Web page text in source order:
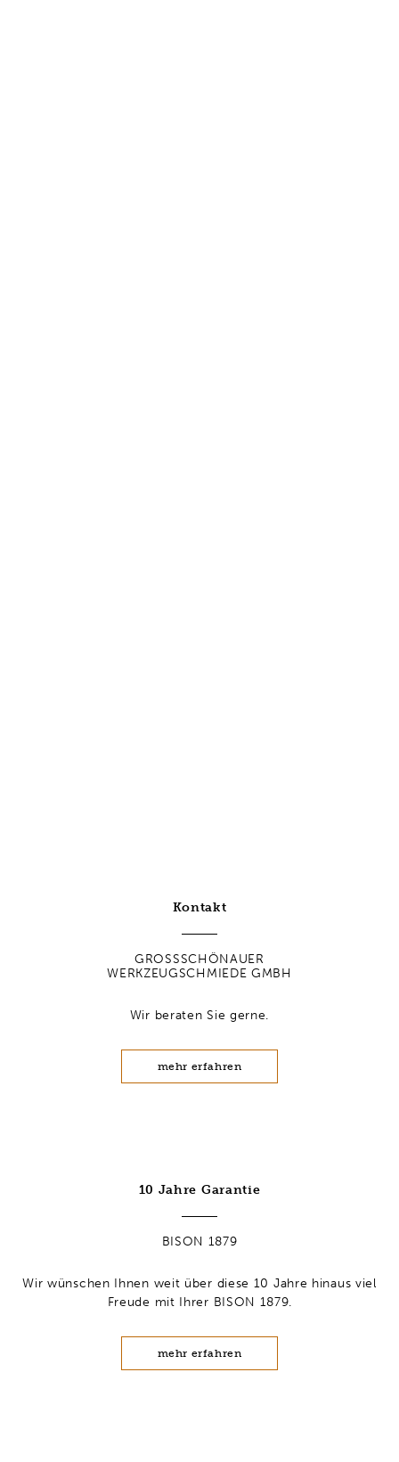
Kontakt
GROSSSCHÖNAUER
WERKZEUGSCHMIEDE GMBH
Wir beraten Sie gerne.
mehr erfahren
10 Jahre Garantie
BISON 1879
Wir wünschen Ihnen weit über diese 10 Jahre hinaus viel
Freude mit Ihrer BISON 1879.
mehr erfahren